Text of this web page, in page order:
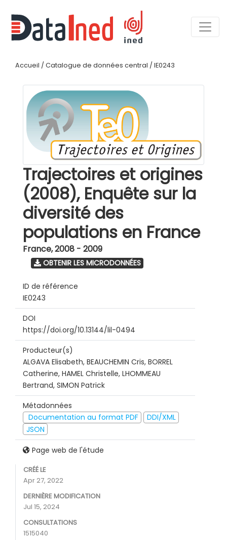
Accueil / Catalogue de données central / IE0243
Trajectoires et origines
(2008), Enquête sur la
diversité des
populations en France
France,2008 - 2009
OBTENIR LES MICRODONNÉES
ID de référence
IE0243
DOI
https://doi.org/10.13144/lil-0494
Producteur(s)
ALGAVA Elisabeth, BEAUCHEMIN Cris, BORREL
Catherine, HAMEL Christelle, LHOMMEAU
Bertrand, SIMON Patrick
Métadonnées
Documentation au format PDF
DDI/XML
JSON
Page web de l'étude
CRÉÉ LE
Apr 27, 2022
DERNIÈRE MODIFICATION
Jul 15, 2024
CONSULTATIONS
1515040